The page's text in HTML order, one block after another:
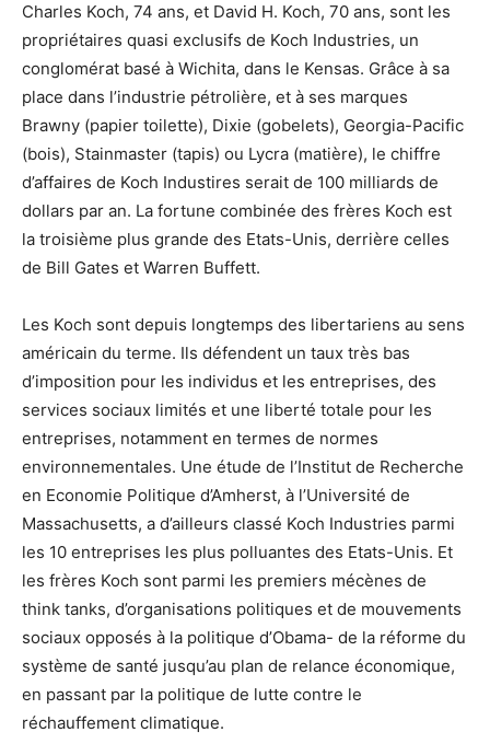
Charles Koch, 74 ans, et David H. Koch, 70 ans, sont les
propriétaires quasi exclusifs de Koch Industries, un
conglomérat basé à Wichita, dans le Kensas. Grâce à sa
place dans l’industrie pétrolière, et à ses marques
Brawny (papier toilette), Dixie (gobelets), Georgia-Pacific
(bois), Stainmaster (tapis) ou Lycra (matière), le chiffre
d’affaires de Koch Industires serait de 100 milliards de
dollars par an. La fortune combinée des frères Koch est
la troisième plus grande des Etats-Unis, derrière celles
de Bill Gates et Warren Buffett.
Les Koch sont depuis longtemps des libertariens au sens
américain du terme. Ils défendent un taux très bas
d’imposition pour les individus et les entreprises, des
services sociaux limités et une liberté totale pour les
entreprises, notamment en termes de normes
environnementales. Une étude de l’Institut de Recherche
en Economie Politique d’Amherst, à l’Université de
Massachusetts, a d’ailleurs classé Koch Industries parmi
les 10 entreprises les plus polluantes des Etats-Unis. Et
les frères Koch sont parmi les premiers mécènes de
think tanks, d’organisations politiques et de mouvements
sociaux opposés à la politique d’Obama- de la réforme du
système de santé jusqu’au plan de relance économique,
en passant par la politique de lutte contre le
réchauffement climatique.